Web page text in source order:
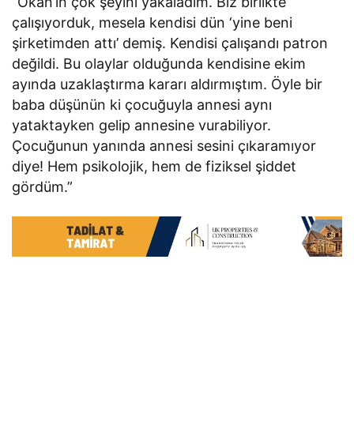
çalışıyorduk, mesela kendisi dün ‘yine beni
şirketimden attı’ demiş. Kendisi çalışandı patron
değildi. Bu olaylar olduğunda kendisine ekim
ayında uzaklaştırma kararı aldırmıştım. Öyle bir
baba düşünün ki çocuğuyla annesi aynı
yataktayken gelip annesine vurabiliyor.
Çocuğunun yanında annesi sesini çıkaramıyor
diye! Hem psikolojik, hem de fiziksel şiddet
gördüm.”